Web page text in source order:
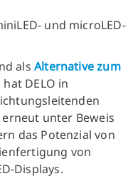
und microLED-
alsAlternative zum
hat DELO in
unter Beweis
das Potenzial von
von
Displays.